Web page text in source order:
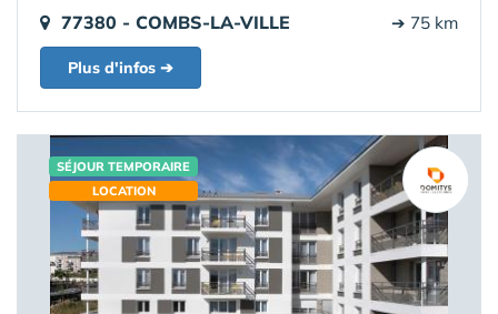
77380 - COMBS-LA-VILLE ➔ 75 km
Plus d'infos ➔
SÉJOUR TEMPORAIRE
LOCATION